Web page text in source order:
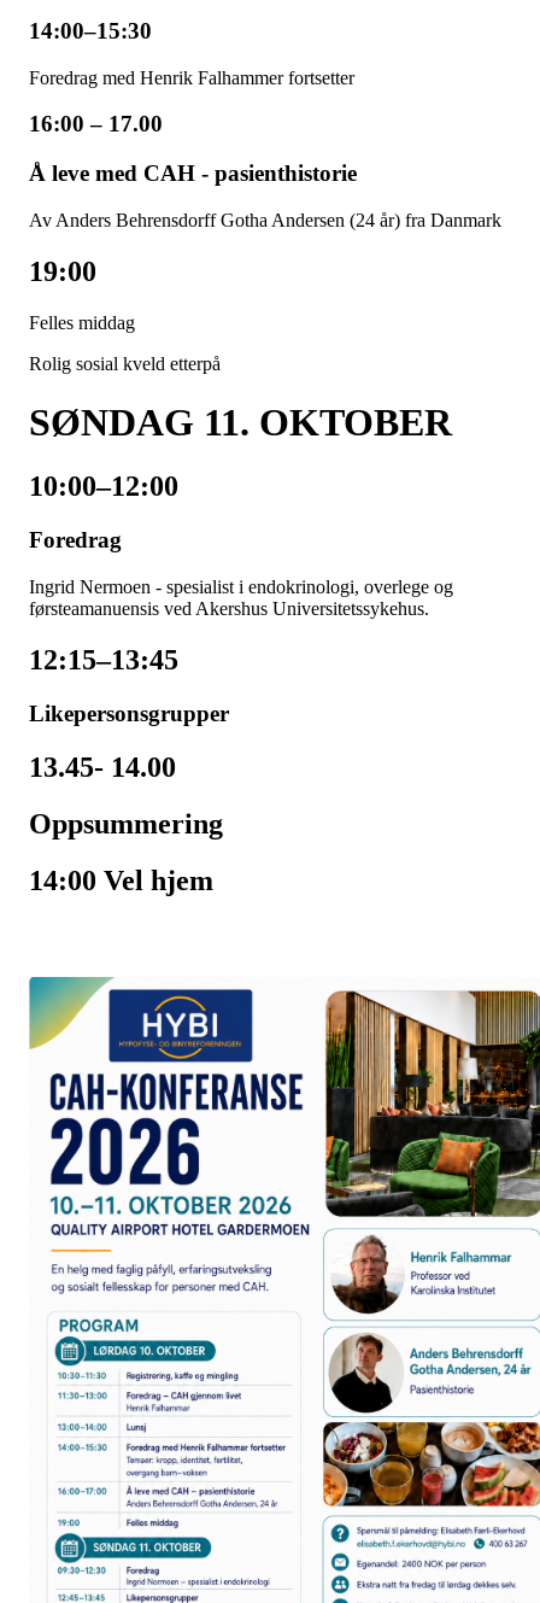
14:00–15:30
Foredrag med Henrik Falhammer fortsetter
16:00 – 17.00
Å leve med CAH - pasienthistorie
Av Anders Behrensdorff Gotha Andersen (24 år) fra Danmark
19:00
Felles middag
Rolig sosial kveld etterpå
SØNDAG 11. OKTOBER
10:00–12:00
Foredrag
Ingrid Nermoen - spesialist i endokrinologi, overlege og
førsteamanuensis ved Akershus Universitetssykehus.
12:15–13:45
Likepersonsgrupper
13.45- 14.00
Oppsummering
14:00 Vel hjem